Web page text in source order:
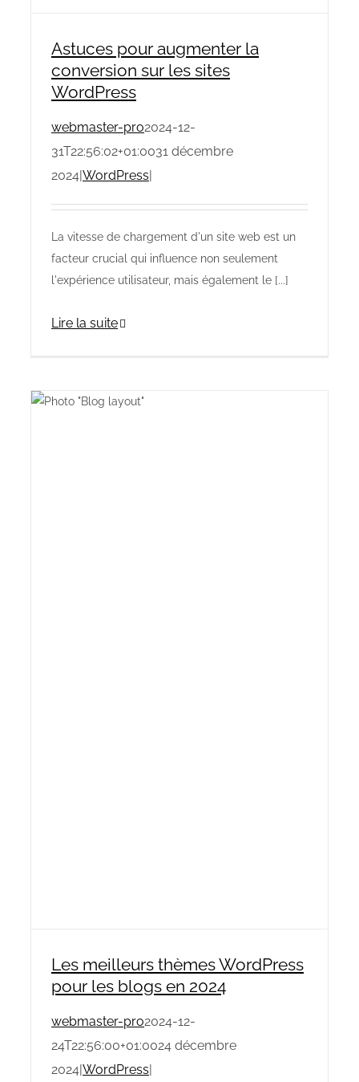
Astuces pour augmenter la
conversion sur les sites
WordPress
webmaster-pro2024-12-
31T22:56:02+01:0031 décembre
2024|WordPress|
La vitesse de chargement d'un site web est un
facteur crucial qui influence non seulement
l'expérience utilisateur, mais également le [...]
Lire la suite
Les meilleurs thèmes WordPress
pour les blogs en 2024
webmaster-pro2024-12-
24T22:56:00+01:0024 décembre
2024|WordPress|